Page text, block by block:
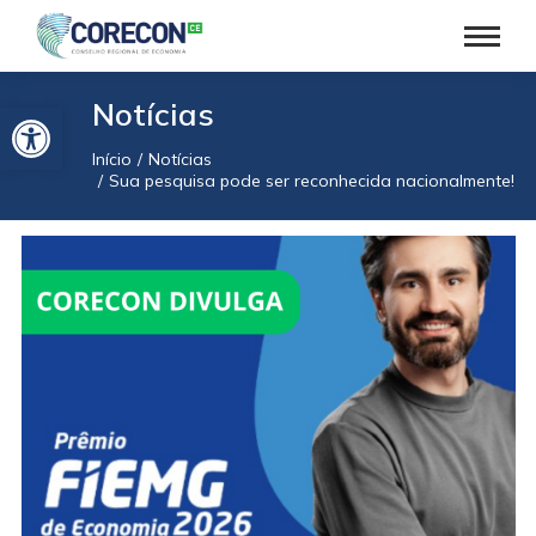
Barra de Ferramentas AbertaNotícias
Você está aqui:
Início
Notícias
Sua pesquisa pode ser reconhecida nacionalmente!